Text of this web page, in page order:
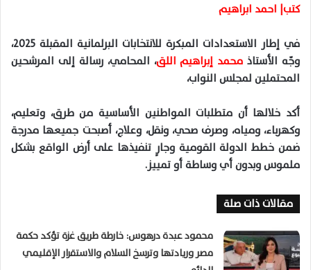
ن
كتب| احمد ابراهيم
في إطار الاستعدادات المبكرة للانتخابات البرلمانية المقبلة 2025،
وجّه الأستاذ محمد إبراهيم اللق، المحامي، رسالة إلى المرشحين
المحتملين لمجلس النواب،
أكد خلالها أن متطلبات المواطنين الأساسية من طرق، وتعليم،
وكهرباء، ومياه، وصرف صحي، ونقل، وعلاج، أصبحت جميعها مدرجة
ضمن خطط الدولة القومية وجارٍ تنفيذها على أرض الواقع بشكل
ملموس وبدون أي وساطة أو تمييز.
مقالات ذات صلة
محمود عبدة درهوس: خارطة طريق غزة تؤكد حكمة
مصر وريادتها وترسخ السلام والاستقرار الإقليمي